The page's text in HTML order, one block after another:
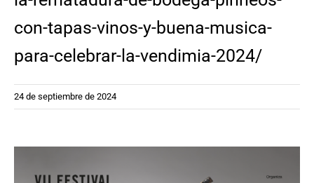
con-tapas-vinos-y-buena-musica-
para-celebrar-la-vendimia-2024/
24 de septiembre de 2024